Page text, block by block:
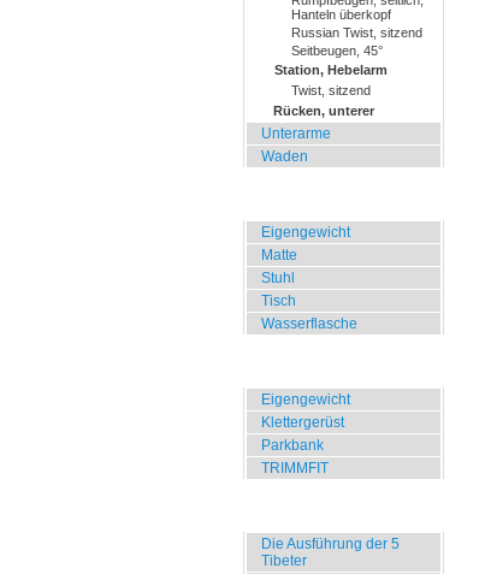
Hanteln überkopf
Russian Twist, sitzend
Seitbeugen, 45°
Station, Hebelarm
Twist, sitzend
Rücken, unterer
Unterarme
Waden
Eigengewicht
Matte
Stuhl
Tisch
Wasserflasche
Eigengewicht
Klettergerüst
Parkbank
TRIMMFIT
Die Ausführung der 5
Tibeter